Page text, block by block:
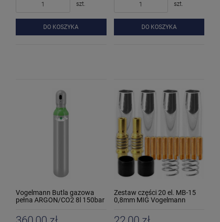
szt.
DO KOSZYKA
szt.
DO KOSZYKA
Vogelmann Butla gazowa
pełna ARGON/CO2 8l 150bar
Zestaw części 20 el. MB-15
0,8mm MIG Vogelmann